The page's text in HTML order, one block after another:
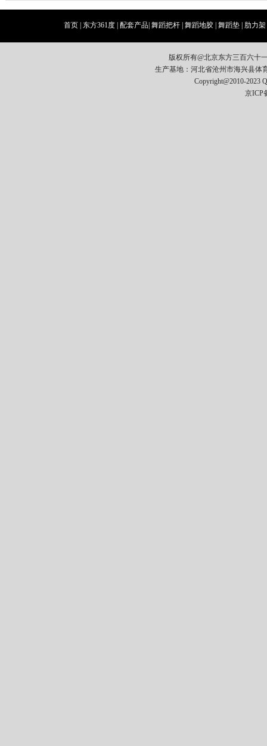
首页| 东方361度| 配套产品| 舞蹈把杆| 舞蹈地胶| 舞蹈垫| 肋力架
版权所有@北京东方三百六十
生产基地：河北省沧州市海兴县体
Copyright@2010-2023
京ICP